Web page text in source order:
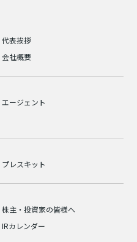
代表挨拶
会社概要
エージェント
プレスキット
株主・投資家の皆様へ
IRカレンダー